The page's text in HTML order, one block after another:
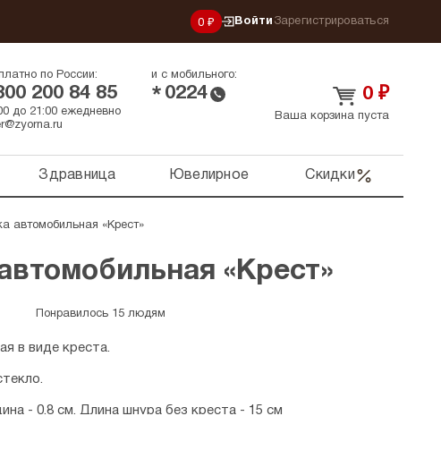
0 ₽ Войти Зарегистрироваться
по России:
200 84 85
и с мобильного:
* 0224
до 21:00 ежедневно
0 ₽
Ваша корзина пуста
Здравница Ювелирное Скидки
автомобильная «Крест»
«Крест»
Понравилось 15 людям
в виде креста.
- 0,8 см. Длина шнура без креста - 15 см